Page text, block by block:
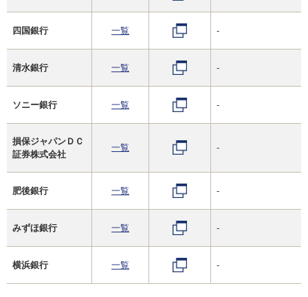
四国銀行 一覧 -
清水銀行 一覧 -
ソニー銀行 一覧 -
損保ジャパンＤＣ
証券株式会社
一覧 -
肥後銀行 一覧 -
みずほ銀行 一覧 -
横浜銀行 一覧 -